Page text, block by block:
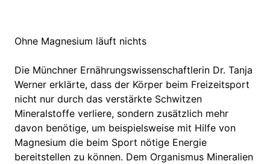
Ohne Magnesium läuft nichts
Die Münchner Ernährungswissenschaftlerin Dr. Tanja
Werner erklärte, dass der Körper beim Freizeitsport
nicht nur durch das verstärkte Schwitzen
Mineralstoffe verliere, sondern zusätzlich mehr
davon benötige, um beispielsweise mit Hilfe von
Magnesium die beim Sport nötige Energie
bereitstellen zu können. Dem Organismus Mineralien